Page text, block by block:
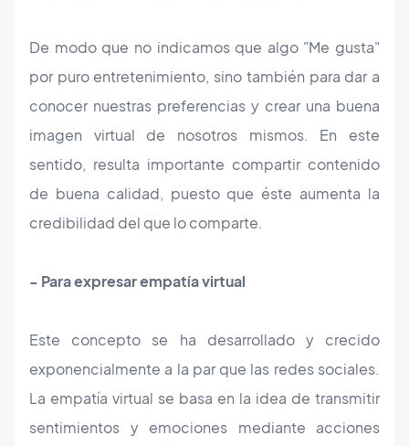
De modo que no indicamos que algo "Me gusta"
por puro entretenimiento, sino también para dar a
conocer nuestras preferencias y crear una buena
imagen virtual de nosotros mismos. En este
sentido, resulta importante compartir contenido
de buena calidad, puesto que éste aumenta la
credibilidad del que lo comparte.
- Para expresar empatía virtual
Este concepto se ha desarrollado y crecido
exponencialmente a la par que las redes sociales.
La empatía virtual se basa en la idea de transmitir
sentimientos y emociones mediante acciones